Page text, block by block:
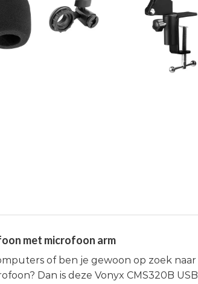
met microfoon arm
of ben je gewoon op zoek naar
Dan is deze Vonyx CMS320B USB